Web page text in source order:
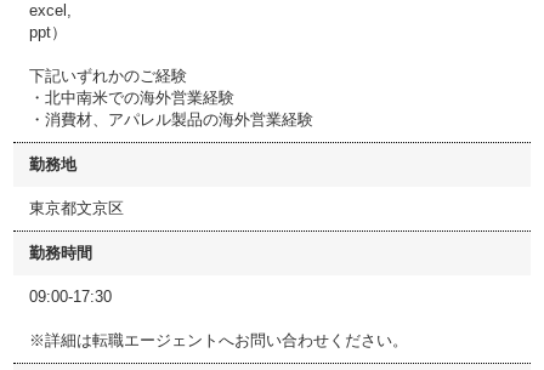
excel,
ppt）
下記いずれかのご経験
・北中南米での海外営業経験
・消費材、アパレル製品の海外営業経験
勤務地
東京都文京区
勤務時間
09:00-17:30
※詳細は転職エージェントへお問い合わせください。